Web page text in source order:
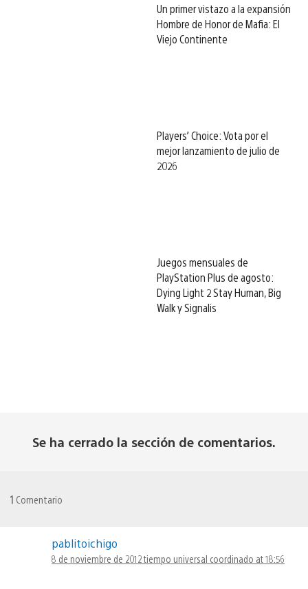
Un primer vistazo a la expansión
Hombre de Honor de Mafia: El
Viejo Continente
Players’ Choice: Vota por el
mejor lanzamiento de julio de
2026
Juegos mensuales de
PlayStation Plus de agosto:
Dying Light 2 Stay Human, Big
Walk y Signalis
Se ha cerrado la sección de comentarios.
1 Comentario
pablitoichigo
8 de noviembre de 2012 tiempo universal coordinado at 18:56